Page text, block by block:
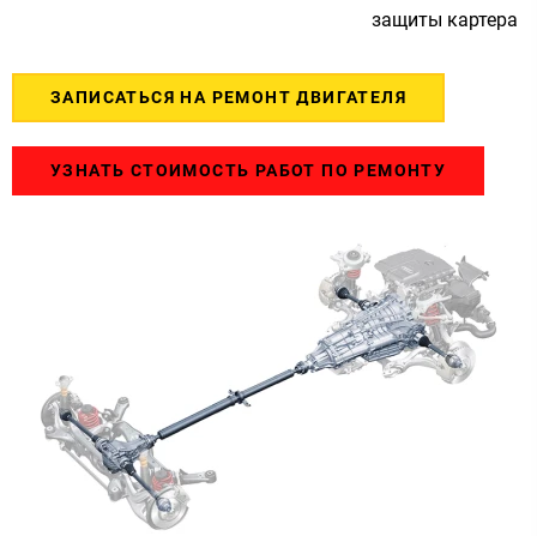
защиты картера
ЗАПИСАТЬСЯ НА РЕМОНТ ДВИГАТЕЛЯ
УЗНАТЬ СТОИМОСТЬ РАБОТ ПО РЕМОНТУ